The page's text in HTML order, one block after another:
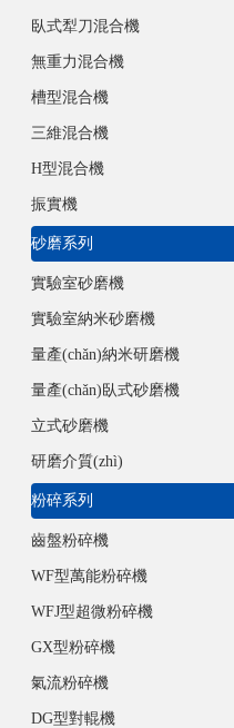
臥式犁刀混合機
無重力混合機
槽型混合機
三維混合機
H型混合機
振實機
砂磨系列
實驗室砂磨機
實驗室納米砂磨機
量產(chǎn)納米研磨機
量產(chǎn)臥式砂磨機
立式砂磨機
研磨介質(zhì)
粉碎系列
齒盤粉碎機
WF型萬能粉碎機
WFJ型超微粉碎機
GX型粉碎機
氣流粉碎機
DG型對輥機